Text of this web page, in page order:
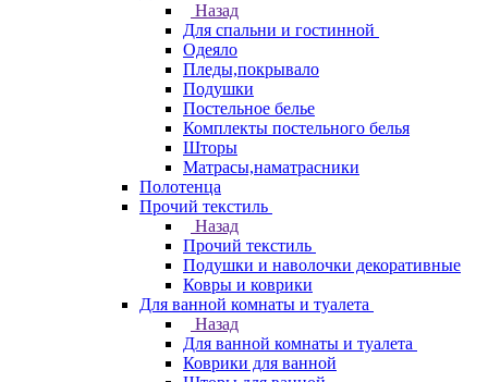
Назад
Для спальни и гостинной
Одеяло
Пледы,покрывало
Подушки
Постельное белье
Комплекты постельного белья
Шторы
Матрасы,наматрасники
Полотенца
Прочий текстиль
Назад
Прочий текстиль
Подушки и наволочки декоративные
Ковры и коврики
Для ванной комнаты и туалета
Назад
Для ванной комнаты и туалета
Коврики для ванной